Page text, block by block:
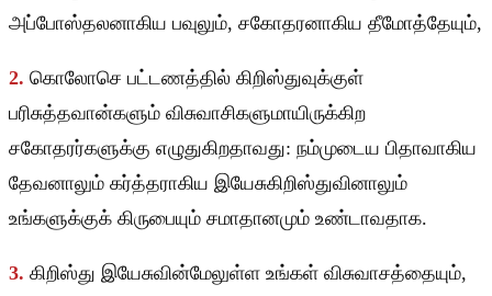
அப்போஸ்தலனாகிய பவுலும், சகோதரனாகிய தீமோத்தேயும்,
2. கொலோசெ பட்டணத்தில் கிறிஸ்துவுக்குள்
பரிசுத்தவான்களும் விசுவாசிகளுமாயிருக்கிற
சகோதரர்களுக்கு எழுதுகிறதாவது: நம்முடைய பிதாவாகிய
தேவனாலும் கர்த்தராகிய இயேசுகிறிஸ்துவினாலும்
உங்களுக்குக் கிருபையும் சமாதானமும் உண்டாவதாக.
3. கிறிஸ்து இயேசுவின்மேலுள்ள உங்கள் விசுவாசத்தையும்,